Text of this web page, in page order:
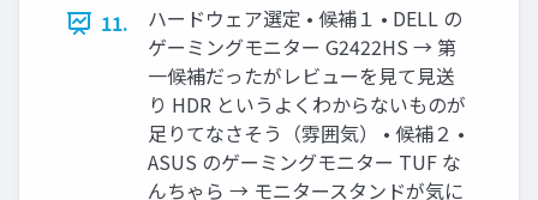
11.
ハードウェア選定 • 候補１ • DELL の
ゲーミングモニター G2422HS → 第
一候補だったがレビューを見て見送
り HDR というよくわからないものが
足りてなさそう（雰囲気） • 候補２ •
ASUS のゲーミングモニター TUF な
んちゃら → モニタースタンドが気に